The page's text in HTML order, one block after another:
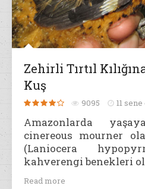
Zehirli Tırtıl
Kuş
9095 11
Amazonlarda
cinereous mourner
(Laniocera
kahverengi benekleri
Read more